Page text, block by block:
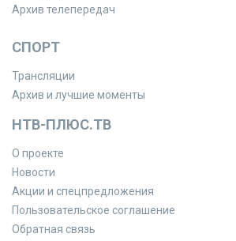
Архив телепередач
СПОРТ
Трансляции
Архив и лучшие моменты
НТВ-ПЛЮС.ТВ
О проекте
Новости
Акции и спецпредложения
Пользовательское соглашение
Обратная связь